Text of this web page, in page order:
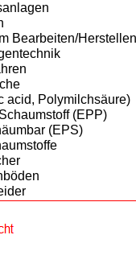
Bearbeiten/
acid, Polymilchsäure)
(EPP)
(EPS)